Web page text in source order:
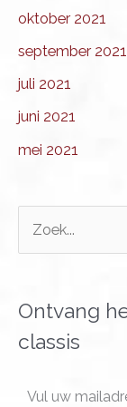
oktober 2021
september 2021
juli 2021
juni 2021
mei 2021
k
n
Ontvang
classis
Vul uw